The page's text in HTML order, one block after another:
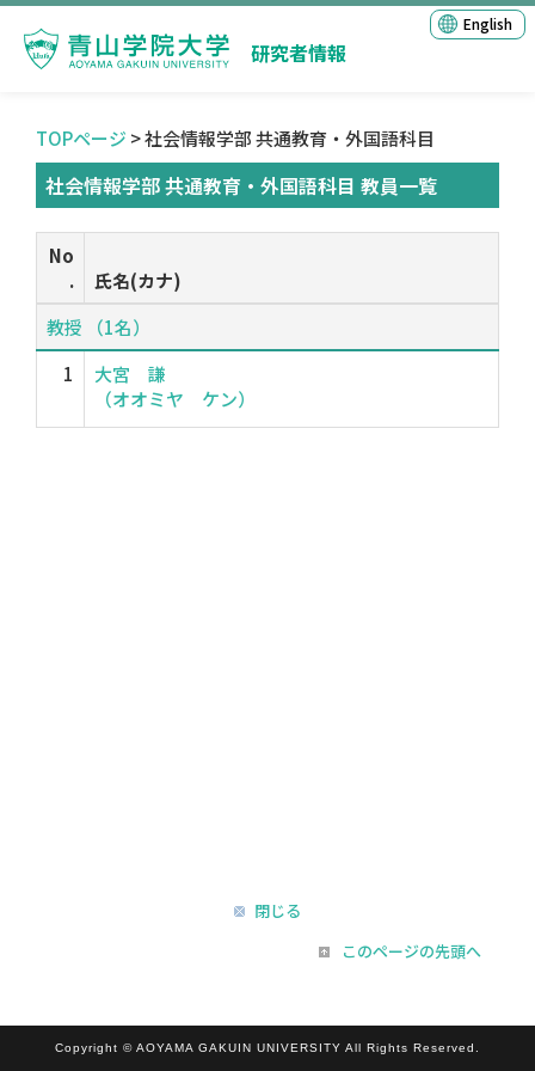
研究者情報
English
TOPページ > 社会情報学部 共通教育・外国語科目
社会情報学部 共通教育・外国語科目 教員一覧
No
.
氏名(カナ)
教授 （1名）
1
大宮 謙
（オオミヤ ケン）
閉じる
このページの先頭へ
Copyright © AOYAMA GAKUIN UNIVERSITY All Rights Reserved.